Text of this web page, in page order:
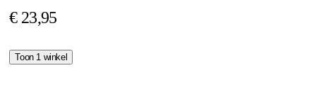
€ 23,95
Toon 1 winkel